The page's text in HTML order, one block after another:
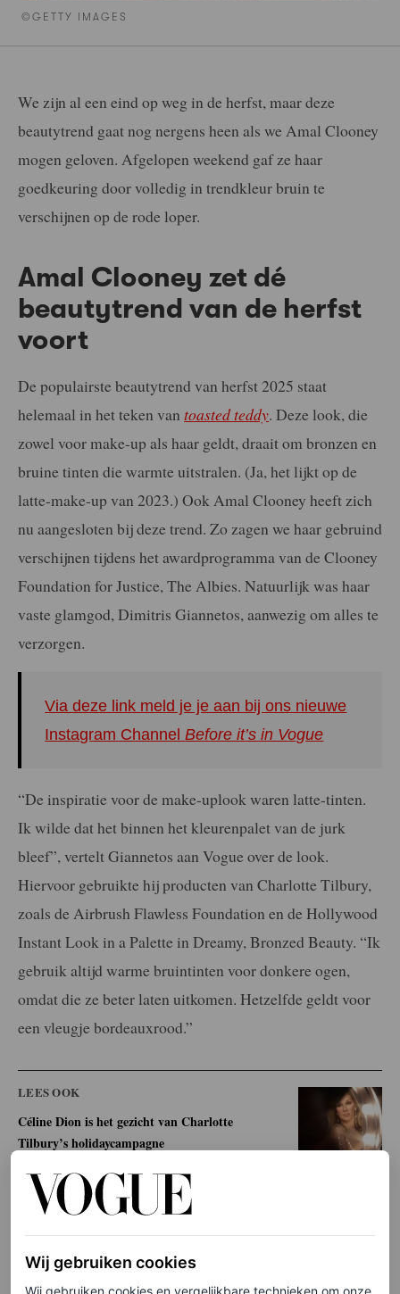
©GETTY IMAGES
We zijn al een eind op weg in de herfst, maar deze
beautytrend gaat nog nergens heen als we Amal Clooney
mogen geloven. Afgelopen weekend gaf ze haar
goedkeuring door volledig in trendkleur bruin te
verschijnen op de rode loper.
Amal Clooney zet dé
beautytrend van de herfst
voort
De populairste beautytrend van herfst 2025 staat
helemaal in het teken van toasted teddy. Deze look, die
zowel voor make-up als haar geldt, draait om bronzen en
bruine tinten die warmte uitstralen. (Ja, het lijkt op de
latte-make-up van 2023.) Ook Amal Clooney heeft zich
nu aangesloten bij deze trend. Zo zagen we haar gebruind
verschijnen tijdens het awardprogramma van de Clooney
Foundation for Justice, The Albies. Natuurlijk was haar
vaste glamgod, Dimitris Giannetos, aanwezig om alles te
verzorgen.
Via deze link meld je je aan bij ons nieuwe
Instagram ChannelBefore it’s in Vogue
“De inspiratie voor de make-uplook waren latte-tinten.
Ik wilde dat het binnen het kleurenpalet van de jurk
bleef”, vertelt Giannetos aan Vogue over de look.
Hiervoor gebruikte hij producten van Charlotte Tilbury,
zoals de Airbrush Flawless Foundation en de Hollywood
Instant Look in a Palette in Dreamy, Bronzed Beauty. “Ik
gebruik altijd warme bruintinten voor donkere ogen,
omdat die ze beter laten uitkomen. Hetzelfde geldt voor
een vleugje bordeauxrood.”
LEES OOK
Céline Dion is het gezicht van Charlotte
Tilbury’s holidaycampagne
Toasted teddy-lokken
Voor Clooney’s volumineuze haar hield Giannetos het
Wij gebruiken cookies
Wij gebruiken cookies en vergelijkbare technieken om onze